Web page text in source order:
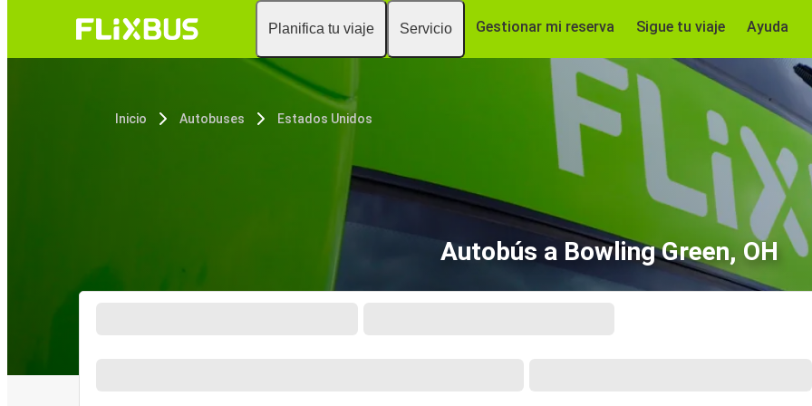
Planifica tu viaje Servicio Gestionar mi reserva Sigue tu viaje Ayuda
Inicio Autobuses Estados Unidos
Autobús a Bowling Green, OH